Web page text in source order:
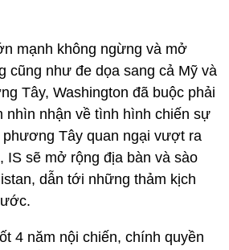
mạnh không ngừng và mở
cũng như đe dọa sang cả Mỹ và
Tây, Washington đã buộc phải
nhìn nhận về tình hình chiến sự
Tây quan ngại vượt ra
IS sẽ mở rộng địa bàn và sào
dẫn tới những thảm kịch
4 năm nội chiến, chính quyền